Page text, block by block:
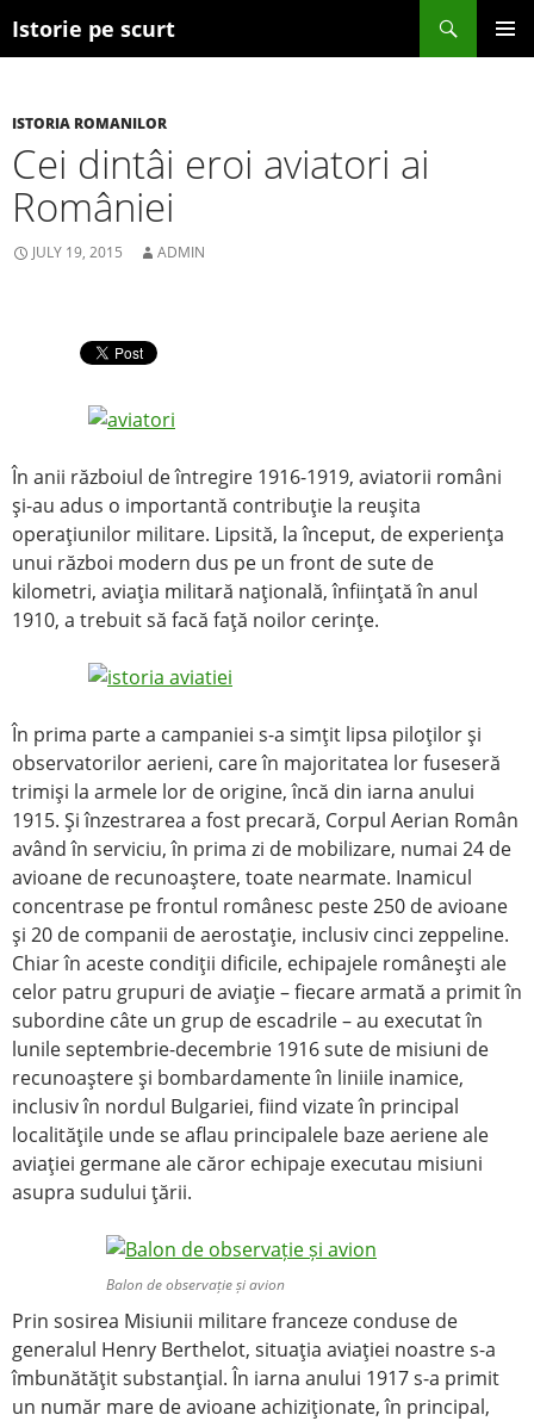
Istorie pe scurt
Search
SKIP TO CONTENT
ISTORIA ROMANILOR
Cei dintâi eroi aviatori ai
României
JULY 19, 2015 ADMIN
În anii războiul de întregire 1916-1919, aviatorii români
şi-au adus o importantă contribuţie la reuşita
operaţiunilor militare. Lipsită, la început, de experienţa
unui război modern dus pe un front de sute de
kilometri, aviaţia militară naţională, înfiinţată în anul
1910, a trebuit să facă faţă noilor cerinţe.
În prima parte a campaniei s-a simţit lipsa piloţilor şi
observatorilor aerieni, care în majoritatea lor fuseseră
trimişi la armele lor de origine, încă din iarna anului
1915. Şi înzestrarea a fost precară, Corpul Aerian Român
având în serviciu, în prima zi de mobilizare, numai 24 de
avioane de recunoaştere, toate nearmate. Inamicul
concentrase pe frontul românesc peste 250 de avioane
şi 20 de companii de aerostaţie, inclusiv cinci zeppeline.
Chiar în aceste condiţii dificile, echipajele româneşti ale
celor patru grupuri de aviaţie – fiecare armată a primit în
subordine câte un grup de escadrile – au executat în
lunile septembrie-decembrie 1916 sute de misiuni de
recunoaştere şi bombardamente în liniile inamice,
inclusiv în nordul Bulgariei, fiind vizate în principal
localităţile unde se aflau principalele baze aeriene ale
aviaţiei germane ale căror echipaje executau misiuni
asupra sudului ţării.
Balon de observație și avion
Prin sosirea Misiunii militare franceze conduse de
generalul Henry Berthelot, situaţia aviaţiei noastre s-a
îmbunătăţit substanţial. În iarna anului 1917 s-a primit
un număr mare de avioane achiziţionate, în principal,